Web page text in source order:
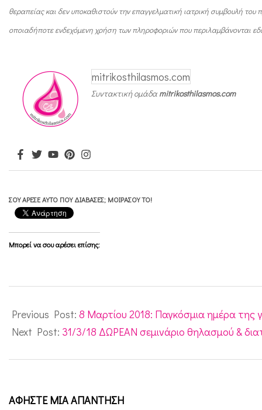
θεραπείας και δεν υποκαθιστούν την επαγγελματική ιατρική συμβουλή
οποιαδήποτε ενδεχόμενη χρήση των πληροφοριών που περιλαμβάνονται
mitrikosthilasmos.com
Συντακτική ομάδαmitrikosthilasmos.com
ΣΟΥ ΆΡΕΣΕ ΑΥΤΌ ΠΟΥ ΔΙΆΒΑΣΕΣ; ΜΟΙΡΆΣΟΥ ΤΟ!
Μπορεί να σου αρέσει επίσης:
03-
09
Previous Post: 8 Μαρτίου 2018: Παγκόσμια ημέρα της
Next Post: 31/3/18 ΔΩΡΕΑΝ σεμινάριο θηλασμού &
ΑΦΉΣΤΕ ΜΙΑ ΑΠΆΝΤΗΣΗ